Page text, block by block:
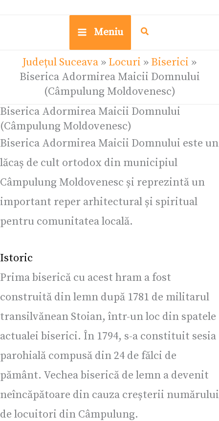
Meniu
Județul Suceava » Locuri » Biserici »
Biserica Adormirea Maicii Domnului
(Câmpulung Moldovenesc)
Biserica Adormirea Maicii Domnului
(Câmpulung Moldovenesc)
Biserica Adormirea Maicii Domnului este un
lăcaș de cult ortodox din municipiul
Câmpulung Moldovenesc și reprezintă un
important reper arhitectural și spiritual
pentru comunitatea locală.
Istoric
Prima biserică cu acest hram a fost
construită din lemn după 1781 de militarul
transilvănean Stoian, într-un loc din spatele
actualei biserici. În 1794, s-a constituit sesia
parohială compusă din 24 de fălci de
pământ. Vechea biserică de lemn a devenit
neîncăpătoare din cauza creșterii numărului
de locuitori din Câmpulung.